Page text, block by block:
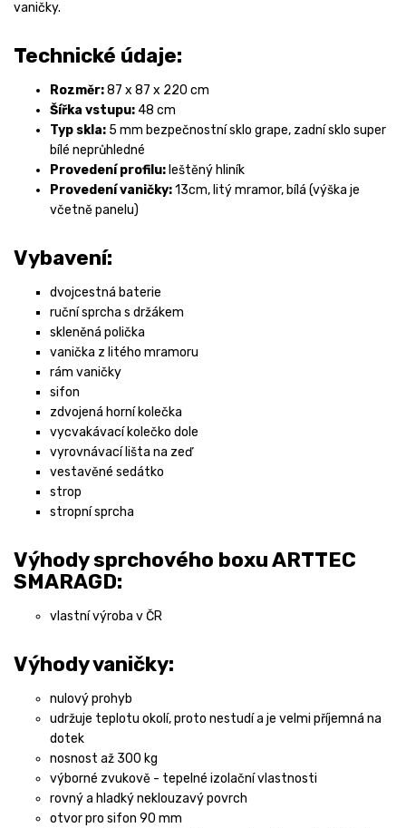
vaničky.
Technické údaje:
Rozměr:87 x 87 x 220 cm
Šířka vstupu:48 cm
Typ skla: 5 mm bezpečnostní sklo grape, zadní sklo super
bílé neprůhledné
Provedení profilu: leštěný hliník
Provedení vaničky:13cm, litý mramor, bílá (výška je
včetně panelu)
Vybavení:
dvojcestná baterie
ruční sprcha s držákem
skleněná polička
vanička z litého mramoru
rám vaničky
sifon
zdvojená horní kolečka
vycvakávací kolečko dole
vyrovnávací lišta na zeď
vestavěné sedátko
strop
stropní sprcha
Výhody sprchového boxu ARTTEC
SMARAGD:
vlastní výroba v ČR
Výhody vaničky:
nulový prohyb
udržuje teplotu okolí, proto nestudí a je velmi příjemná na
dotek
nosnost až 300 kg
výborné zvukově - tepelné izolační vlastnosti
rovný a hladký neklouzavý povrch
otvor pro sifon 90 mm